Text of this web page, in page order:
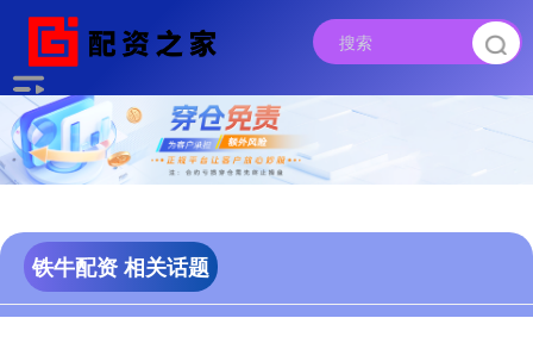
铁牛配资 相关话题